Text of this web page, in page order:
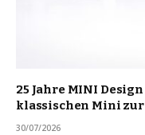
25 Jahre MINI
klassischen Mini
30/07/2026